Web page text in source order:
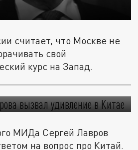
считает, что Москве не
свой
курс на Запад.
вызвал удивление в
МИДа Сергей Лавров
на вопрос про Китай.